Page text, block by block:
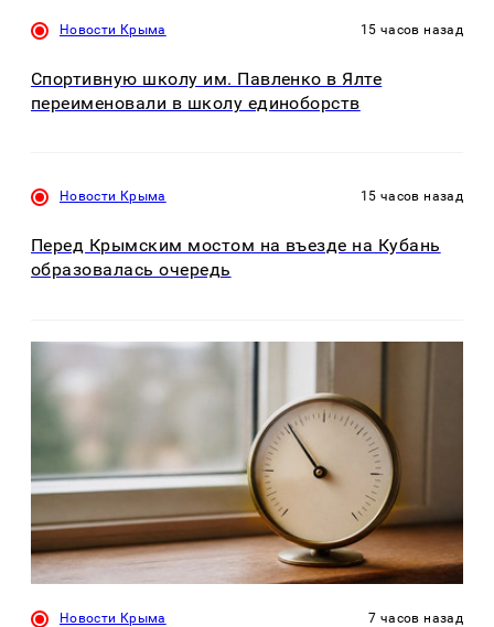
Новости Крыма 15 часов назад
Спортивную школу им. Павленко в Ялте
переименовали в школу единоборств
Новости Крыма 15 часов назад
Перед Крымским мостом на въезде на Кубань
образовалась очередь
Новости Крыма 7 часов назад